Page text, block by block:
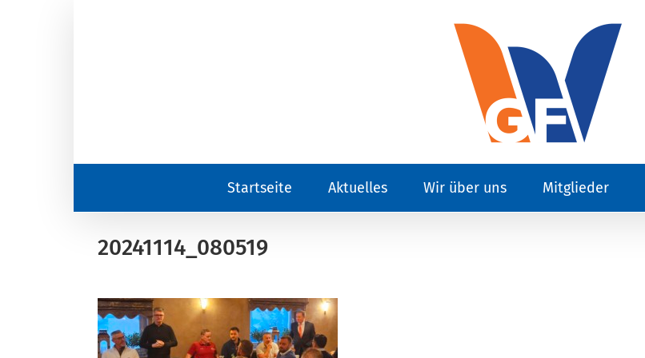
Startseite Aktuelles Wir über uns Mitglieder
20241114_080519